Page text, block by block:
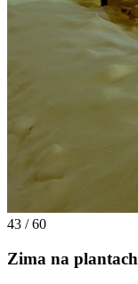
43 / 60
Zima na plantach